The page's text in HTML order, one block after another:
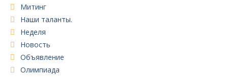
Митинг
Наши таланты.
Неделя
Новость
Объявление
Олимпиада